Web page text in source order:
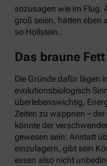
sozusagen wie im Flug.
groß seien, hätten eben
so Hollstein.
Das braune
Die Gründe dafür lägen
evolutionsbiologisch
überlebenswichtig,
Zeiten zu wappnen –
könnte der
gewesen sein: Anstatt
einzulagern, gibt sein
essen also nicht